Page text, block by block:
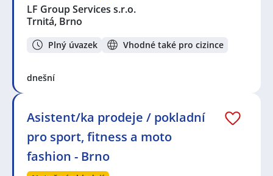
LF Group Services s.r.o.
Trnitá, Brno
Plný úvazek Vhodné také pro cizince
dnešní
Asistent/ka prodeje / pokladní
pro sport, fitness a moto
fashion - Brno